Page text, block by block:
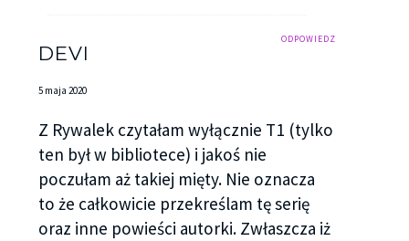
ODPOWIEDZ
DEVI
5 maja 2020
Z Rywalek czytałam wyłącznie T1 (tylko
ten był w bibliotece) i jakoś nie
poczułam aż takiej mięty. Nie oznacza
to że całkowicie przekreślam tę serię
oraz inne powieści autorki. Zwłaszcza iż